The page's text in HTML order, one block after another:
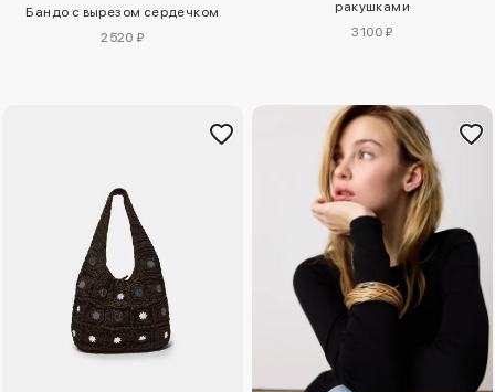
Бандо с вырезом сердечком
2520 ₽
ракушками
3100 ₽